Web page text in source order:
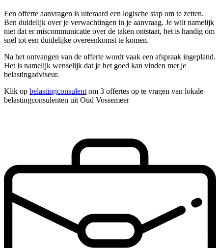
Een offerte aanvragen is uiteraard een logische stap om te zetten.
Ben duidelijk over je verwachtingen in je aanvraag. Je wilt namelijk
niet dat er miscommunicatie over de taken ontstaat, het is handig om
snel tot een duidelijke overeenkomst te komen.
Na het ontvangen van de offerte wordt vaak een afspraak ingepland.
Het is namelijk wenselijk dat je het goed kan vinden met je
belastingadviseur.
Klik op belastingconsulent om 3 offertes op te vragen van lokale
belastingconsulenten uit Oud Vossemeer